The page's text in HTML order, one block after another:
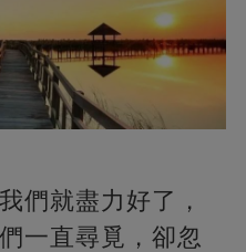
們就盡力好了，
一直尋覓，卻忽